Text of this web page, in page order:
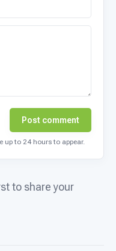
Post comment
up to 24 hours to appear.
to share your